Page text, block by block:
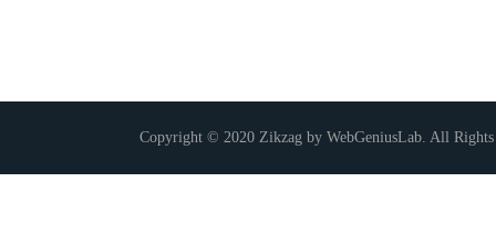
Copyright © 2020 Zikzag by WebGeniusLab. All Rights